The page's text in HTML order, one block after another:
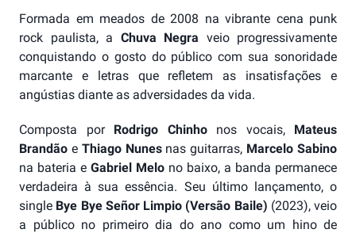
Formada em meados de 2008 na vibrante cena punk
rock paulista, a Chuva Negra veio progressivamente
conquistando o gosto do público com sua sonoridade
marcante e letras que refletem as insatisfações e
angústias diante as adversidades da vida.
Composta por Rodrigo Chinhonos vocais, Mateus
Brandão e Thiago Nunesnas guitarras, Marcelo Sabino
na bateria e Gabriel Melo no baixo, a banda permanece
verdadeira à sua essência. Seu último lançamento, o
single Bye Bye Señor Limpio (Versão Baile) (2023), veio
a público no primeiro dia do ano como um hino de